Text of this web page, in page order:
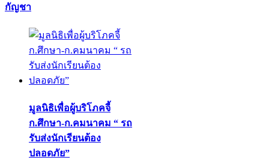
กัญชา
มูลนิธิเพื่อผู้บริโภคจี้
ก.ศึกษา-ก.คมนาคม “ รถ
รับส่งนักเรียนต้อง
ปลอดภัย”